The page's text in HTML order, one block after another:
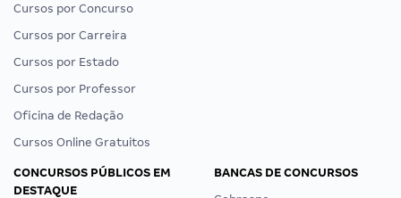
Cursos por Concurso
Cursos por Carreira
Cursos por Estado
Cursos por Professor
Oficina de Redação
Cursos Online Gratuitos
CONCURSOS PÚBLICOS EM
DESTAQUE
BANCAS DE CONCURSOS